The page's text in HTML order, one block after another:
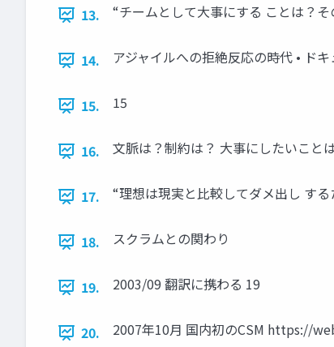
13.
“チームとして大事にする ことは？
14. アジャイルへの拒絶反応の時代 • ド
15. 15
16. 文脈は？制約は？ 大事にしたいこと
17. “理想は現実と比較してダメ出し す
18. スクラムとの関わり
19. 2003/09 翻訳に携わる 19
20. 2007年10月 国内初のCSM https://